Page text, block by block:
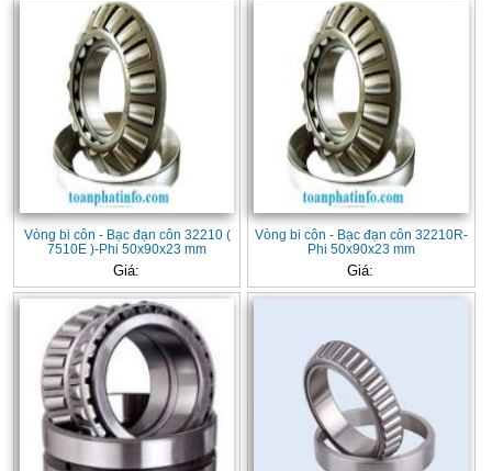
Vòng bi côn - Bạc đạn côn 32210 (
7510E )-Phi 50x90x23 mm
Giá:
Vòng bi côn - Bạc đạn côn 32210R-
Phi 50x90x23 mm
Giá: